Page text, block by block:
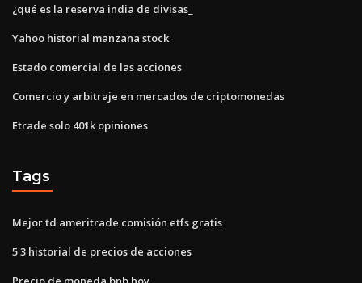
¿qué es la reserva india de divisas_
Yahoo historial manzana stock
Estado comercial de las acciones
Comercio y arbitraje en mercados de criptomonedas
Etrade solo 401k opiniones
Tags
Mejor td ameritrade comisión etfs gratis
5 3 historial de precios de acciones